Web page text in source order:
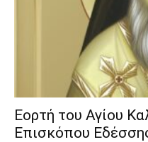
Εορτή του Αγίου
Επισκόπου